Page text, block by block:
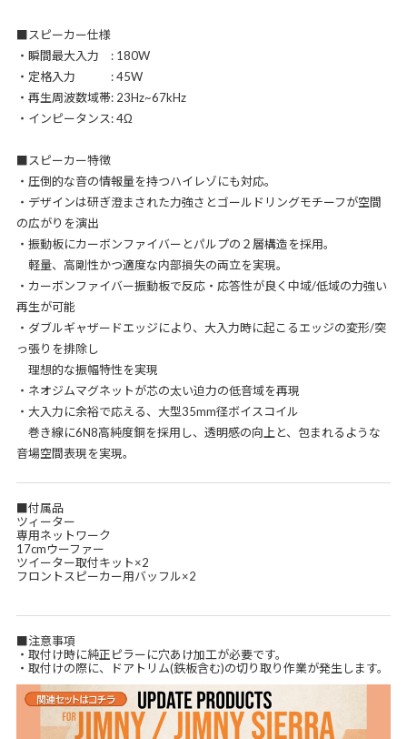
■スピーカー仕様
・瞬間最大入力 : 180W
・定格入力 : 45W
・再生周波数域帯: 23Hz~67kHz
・インピータンス: 4Ω
■スピーカー特徴
・圧倒的な音の情報量を持つハイレゾにも対応。
・デザインは研ぎ澄まされた力強さとゴールドリングモチーフが空間
の広がりを演出
・振動板にカーボンファイバーとパルプの２層構造を採用。
軽量、高剛性かつ適度な内部損失の両立を実現。
・カーボンファイバー振動板で反応・応答性が良く中域/低域の力強い
再生が可能
・ダブルギャザードエッジにより、大入力時に起こるエッジの変形/突
っ張りを排除し
理想的な振幅特性を実現
・ネオジムマグネットが芯の太い迫力の低音域を再現
・大入力に余裕で応える、大型35mm径ボイスコイル
巻き線に6N8高純度銅を採用し、透明感の向上と、包まれるような
音場空間表現を実現。
■付属品
ツィーター
専用ネットワーク
17cmウーファー
ツイーター取付キット×2
フロントスピーカー用バッフル×2
■注意事項
・取付け時に純正ピラーに穴あけ加工が必要です。
・取付けの際に、ドアトリム(鉄板含む)の切り取り作業が発生します。